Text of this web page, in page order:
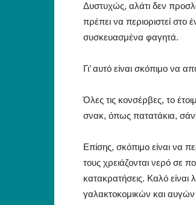
Δυστυχώς, αλάτι δεν
πρέπει να περιοριστεί στο
συσκευασμένα φαγητά.
Γι’ αυτό είναι σκόπιμο να
Όλες τις κονσέρβες, το
σνακ, όπως πατατάκια,
Eπίσης, σκόπιμο είναι να
τους χρειάζονται νερό σε
κατακρατήσεις. Kαλό
γαλακτοκομικών και